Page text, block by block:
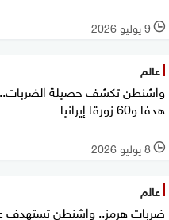
l 9 يوليو 2026
عالم
هدفا و60 زورقا إيرانيا
l 8 يوليو 2026
عالم
ضربات هرمز.. واشنطن تستهدف